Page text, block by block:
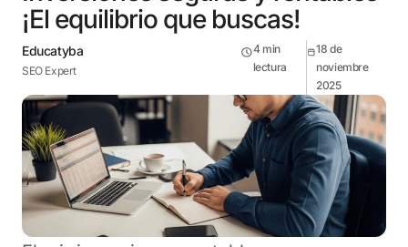
¡El equilibrio que buscas!
Educatyba
SEO Expert
4 min
lectura
18 de
noviembre
2025